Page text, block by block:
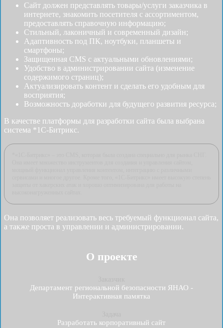
Сайт должен представлять товары/услуги заказчика в
интернете, знакомить посетителя с ассортиментом,
предоставлять справочную информацию;
Стильный, лаконичный и современный дизайн;
Адаптивность под ПК, ноутбуки, планшеты и
смартфоны;
Защищенная CMS с актуальными обновлениями;
Удобство в администрировании сайта (изменение
содержимого страниц);
Актуализировать контент и сделать его удобным для
восприятия;
Возможность доработки для будущего развития ресурса;
В качестве платформы для разработки сайта была выбрана
система *1С-Битрикс.
Она позволяет реализовать весь требуемый функционал сайта,
а также проста в управлении и администрировании.
О проекте
Департамент региональной безопасности ЯНАО -
Интерактивная памятка
Разработать корпоративный сайт